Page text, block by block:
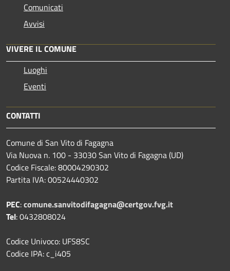
Comunicati
Avvisi
VIVERE IL COMUNE
Luoghi
Eventi
CONTATTI
Comune di San Vito di Fagagna
Via Nuova n. 100 - 33030 San Vito di Fagagna (UD)
Codice Fiscale: 80004290302
Partita IVA: 00524440302
PEC:comune.sanvitodifagagna@certgov.fvg.it
Tel: 0432808024
Codice Univoco: UFS8SC
Codice IPA: c_i405